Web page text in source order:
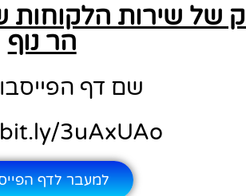
של שירות הלקוחות
הר נוף
שם דף
3uAxUAo
למעבר לדף